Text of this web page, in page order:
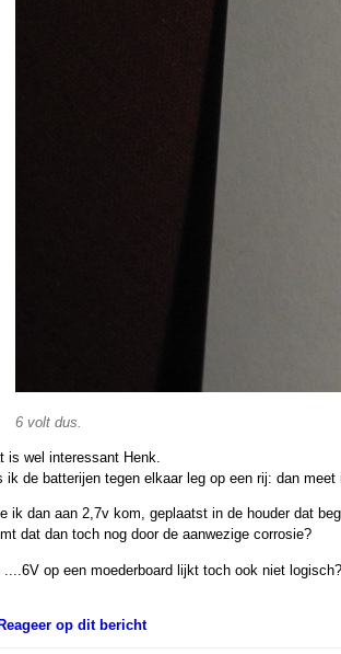
6 volt dus.
is wel interessant Henk.
ik de batterijen tegen elkaar leg op een rij: dan meet
ik dan aan 2,7v kom, geplaatst in de houder dat
dat dan toch nog door de aanwezige corrosie?
....6V op een moederboard lijkt toch ook niet logisch?
op dit bericht